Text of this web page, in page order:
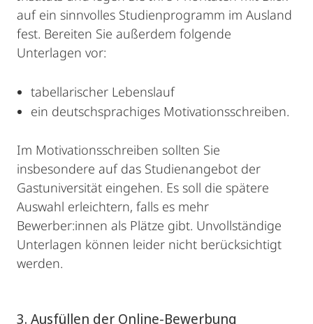
auf ein sinnvolles Studienprogramm im Ausland
fest. Bereiten Sie außerdem folgende
Unterlagen vor:
tabellarischer Lebenslauf
ein deutschsprachiges Motivationsschreiben.
Im Motivationsschreiben sollten Sie
insbesondere auf das Studienangebot der
Gastuniversität eingehen. Es soll die spätere
Auswahl erleichtern, falls es mehr
Bewerber:innen als Plätze gibt. Unvollständige
Unterlagen können leider nicht berücksichtigt
werden.
3. Ausfüllen der Online-Bewerbung